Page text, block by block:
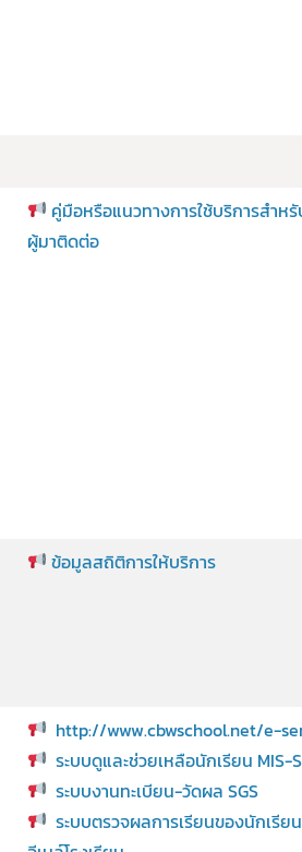
คู่มือหรือแนวทางการใช้บริการสำห
ผู้มาติดต่อ
ข้อมูลสถิติการให้บริการ
http://www.cbwschool.net/e-
ระบบดูและช่วยเหลือนักเรียน MIS-
ระบบงานทะเบียน-วัดผล SGS
ระบบตรวจผลการเรียนของนักเรียน